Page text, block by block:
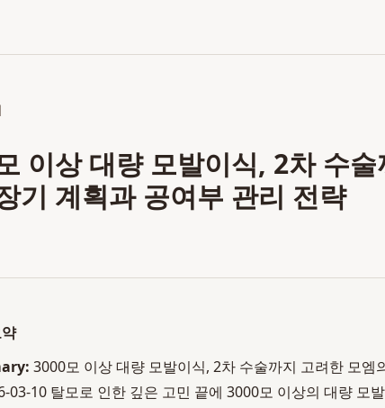
이상 대량 모발이식, 2차 수
기 계획과 공여부 관리 전략
3000모 이상 대량 모발이식, 2차 수술까지 고려한 모엠
03-10 탈모로 인한 깊은 고민 끝에 3000모 이상의 대량 모